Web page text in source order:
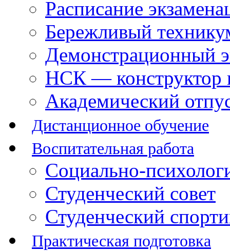
Расписание
Бережливый
Демонстрационный
НСК — конструктор
Академический
Дистанционное обучение
Воспитательная работа
Социально-
Студенческий совет
Студенческий
Практическая подготовка